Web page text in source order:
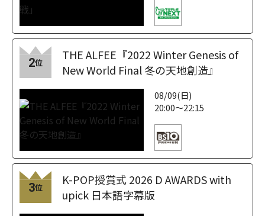
2位
THE ALFEE『2022 Winter Genesis of
New World Final 冬の天地創造』
08/09(日)
20:00～22:15
3位
K-POP授賞式 2026 D AWARDS with
upick 日本語字幕版